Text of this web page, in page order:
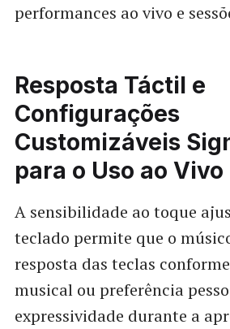
performances ao vivo e
Resposta Táctil e
Configurações
Customizáveis
para o Uso ao Vivo
A sensibilidade ao toque
teclado permite que o
resposta das teclas
musical ou preferência
expressividade durante a